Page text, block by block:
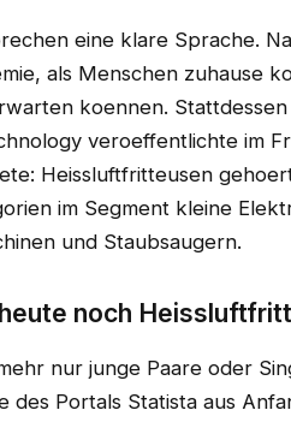
eine klare Sprache.
als Menschen zuhause
koennen.
veroeffentlichte im
Heissluftfritteusen
im Segment kleine
und Staubsaugern.
noch
nur junge Paare oder
des Portals Statista aus